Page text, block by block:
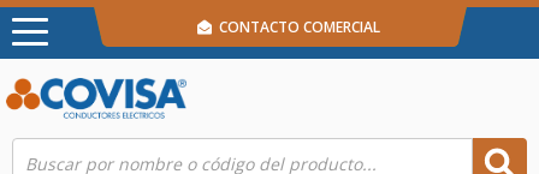
CONTACTO COMERCIAL